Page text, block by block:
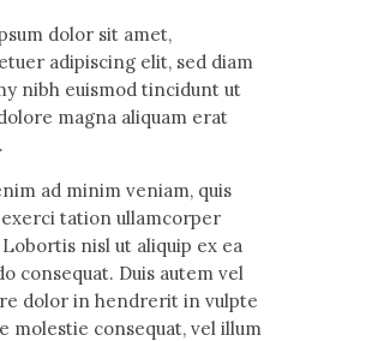
dolor sit amet,
adipiscing elit, sed diam
nibh euismod tincidunt ut
magna aliquam erat
ad minim veniam, quis
tation ullamcorper
nisl ut aliquip ex ea
consequat. Duis autem vel
dolor in hendrerit in vulpte
molestie consequat, vel illum